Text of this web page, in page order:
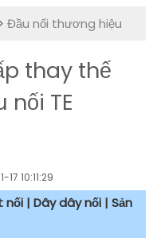
Đầu nối thương hiệu
thay thế
TE
17 10:11:29
| Dây dây nối | Sản